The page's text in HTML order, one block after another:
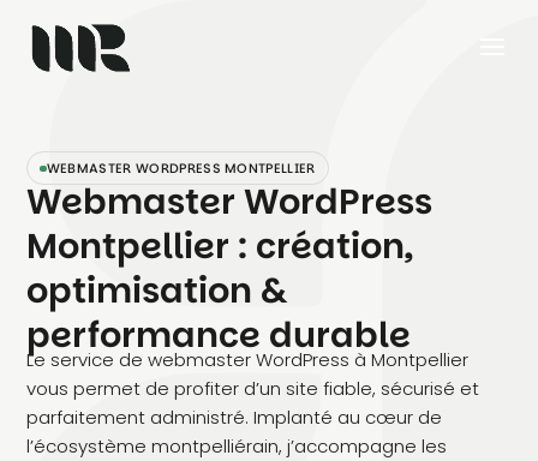
WEBMASTER WORDPRESS MONTPELLIER
Webmaster WordPress
Montpellier : création,
optimisation &
performance durable
Le service de webmaster WordPress à Montpellier
vous permet de profiter d’un site fiable, sécurisé et
parfaitement administré. Implanté au cœur de
l’écosystème montpelliérain, j’accompagne les